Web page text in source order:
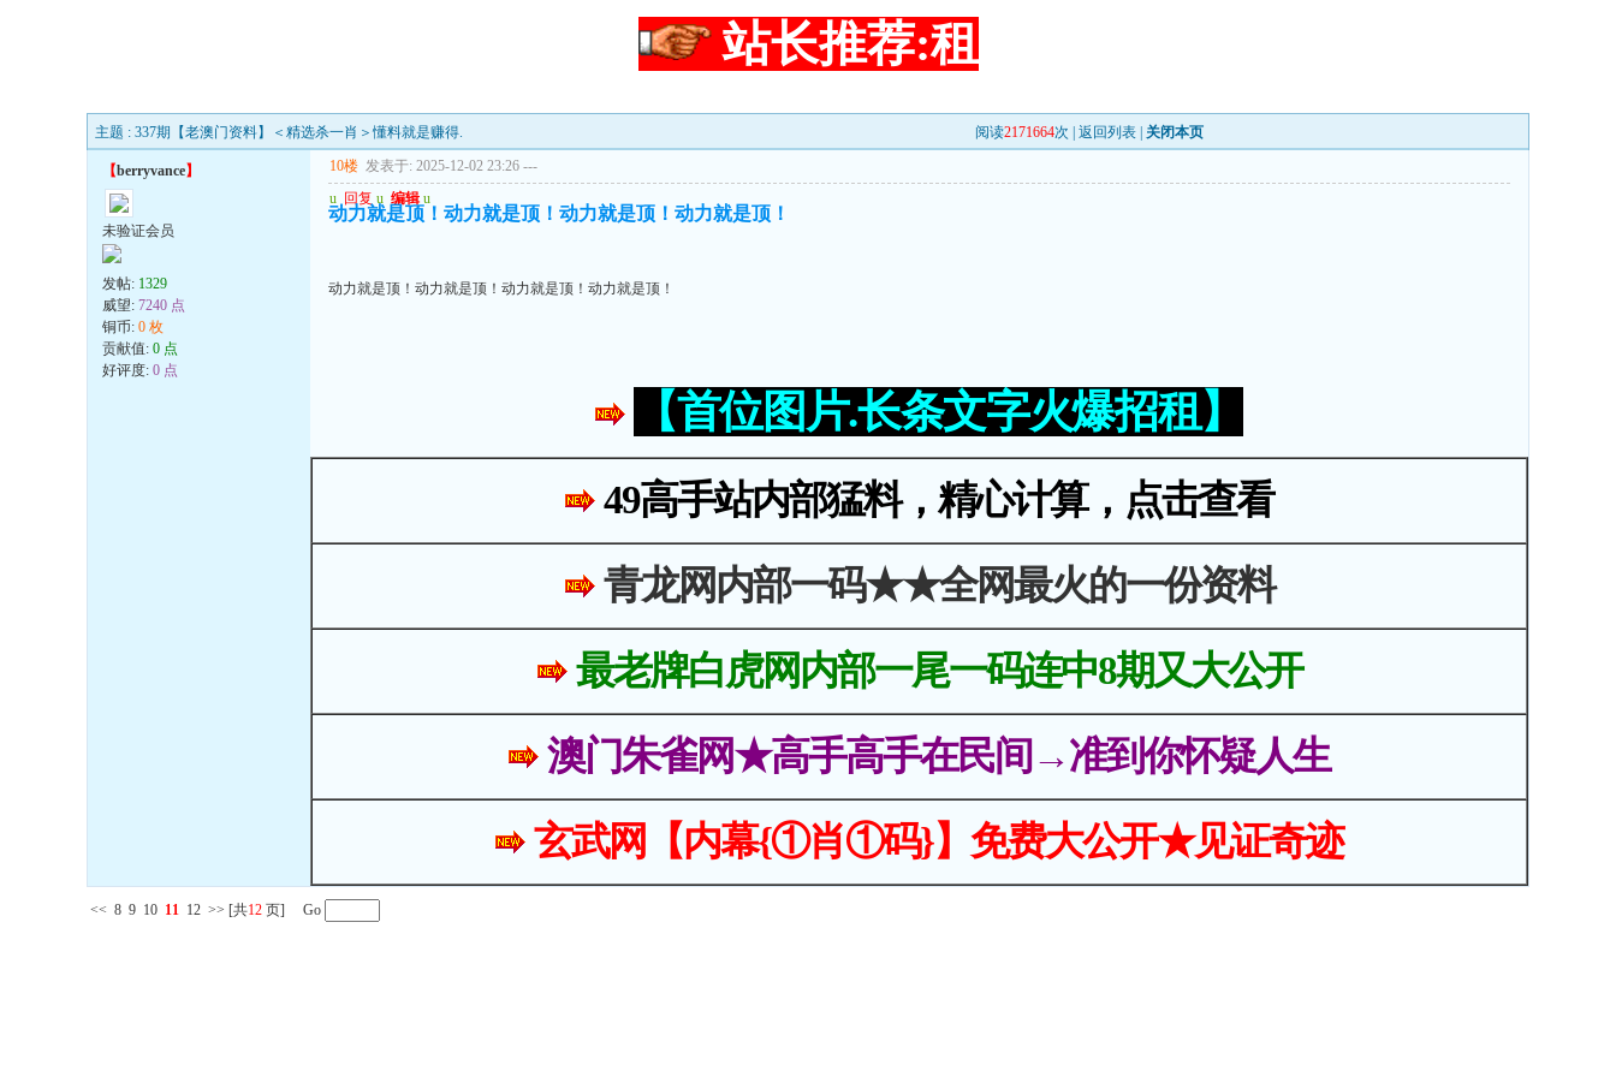
站长推荐:租
主题 : 337期【老澳门资料】＜精选杀一肖＞懂料就是赚得. 阅读2171664次 | 返回列表 关闭本页
【berryvance】
未验证会员
发帖: 1329
威望: 7240 点
铜币: 0 枚
贡献值: 0 点
好评度: 0 点
10楼 发表于: 2025-12-02 23:26 ---
u 回复 u 编辑 u
动力就是顶！动力就是顶！动力就是顶！动力就是顶！
动力就是顶！动力就是顶！动力就是顶！动力就是顶！
【首位图片.长条文字火爆招租】
49高手站内部猛料，精心计算，点击查看
青龙网内部一码★★全网最火的一份资料
最老牌白虎网内部一尾一码连中8期又大公开
澳门朱雀网★高手高手在民间→准到你怀疑人生
玄武网【内幕{①肖①码}】免费大公开★见证奇迹
<< 8 9 10 11 12 >> [共12 页] Go